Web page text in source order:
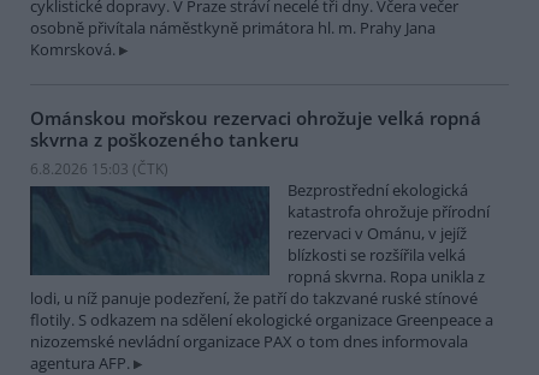
cyklistické dopravy. V Praze stráví necelé tři dny. Včera večer
osobně přivítala náměstkyně primátora hl. m. Prahy Jana
Komrsková.
Ománskou mořskou rezervaci ohrožuje velká ropná
skvrna z poškozeného tankeru
6.8.2026 15:03 (ČTK)
Bezprostřední ekologická
katastrofa ohrožuje přírodní
rezervaci v Ománu, v jejíž
blízkosti se rozšířila velká
ropná skvrna. Ropa unikla z
lodi, u níž panuje podezření, že patří do takzvané ruské stínové
flotily. S odkazem na sdělení ekologické organizace Greenpeace a
nizozemské nevládní organizace PAX o tom dnes informovala
agentura AFP.